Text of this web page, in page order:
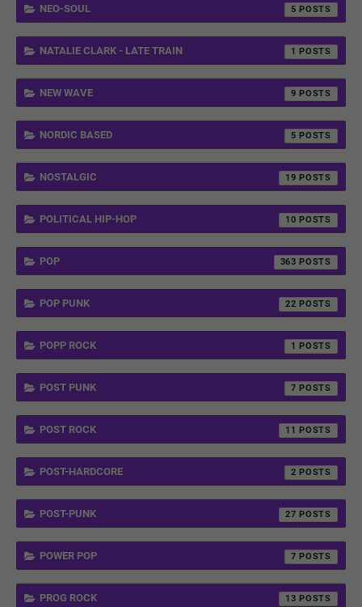
NEO-SOUL 5
NATALIE CLARK - LATE TRAIN 1
NEW WAVE 9
NORDIC BASED 5
NOSTALGIC 19
POLITICAL HIP-HOP 10
POP 363
POP PUNK 22
POPP ROCK 1
POST PUNK 7
POST ROCK 11
POST-HARDCORE 2
POST-PUNK 27
POWER POP 7
PROG ROCK 13